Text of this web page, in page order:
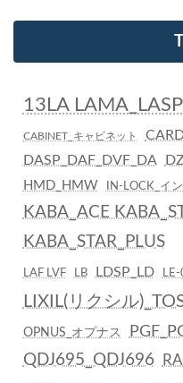
13LA LAMA_LASP
CABINET_キャビネット
DASP_DAF_DVF_DA
HMD_HMW IN-LOCK_イ
KABA_ACE
KABA_STAR_PLUS
LAF LVF LB LDSP_LD
LIXIL(リクシル
OPNUS_オプナス
QDJ695_QDJ696